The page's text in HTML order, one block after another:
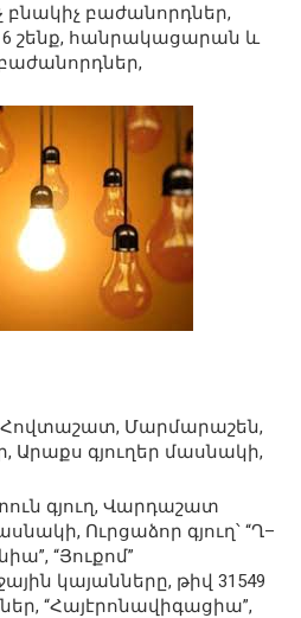
բնակիչ բաժանորդներ,
6 շենք, հանրակացարան և
Հովտաշատ, Մարմարաշեն,
գյուղեր մասնակի,
գյուղ, Վարդաշատ
Ուրցաձոր գյուղ՝ “Ղ–
“Յուքոմ”
կայանները, թիվ 31549
“Հայէրոնավիգացիա”,